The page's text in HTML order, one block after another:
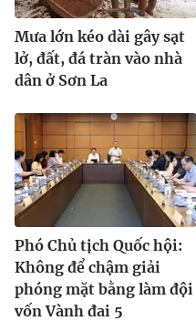
Mưa lớn kéo dài gây sạt
lở, đất, đá tràn vào nhà
dân ở Sơn La
Phó Chủ tịch Quốc hội:
Không để chậm giải
phóng mặt bằng làm đội
vốn Vành đai 5